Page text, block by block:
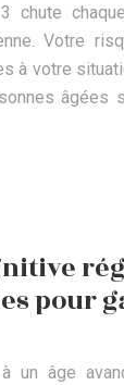
chute
Votre
à votre
âgées
pour
un âge